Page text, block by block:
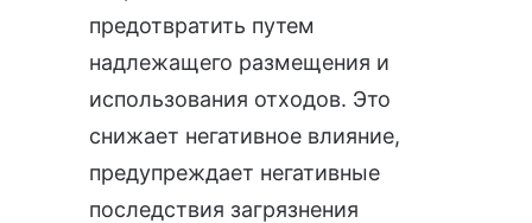
предотвратить путем
надлежащего размещения и
использования отходов. Это
снижает негативное влияние,
предупреждает негативные
последствия загрязнения